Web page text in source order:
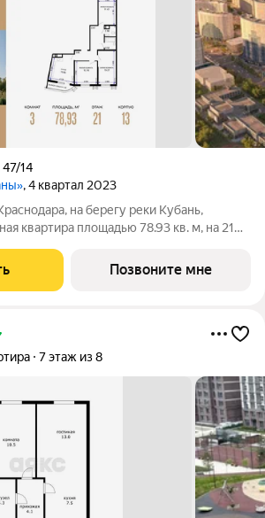
47/14
, 4 квартал 2023
на берегу реки Кубань,
квартира площадью 78.93 кв. м, на 21
класса «Фонтаны» от ГК ССК. Акция!
Позвоните мне
7 этаж из 8